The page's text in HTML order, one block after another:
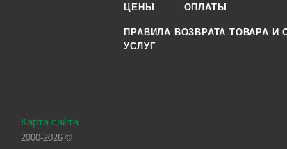
ЦЕНЫ ОПЛАТЫ
ПРАВИЛА ВОЗВРАТА ТОВАРА И
УСЛУГ
Карта сайта
2000-2026 ©